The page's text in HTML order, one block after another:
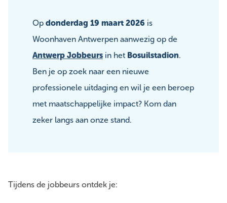
Op donderdag 19 maart 2026 is
Woonhaven Antwerpen aanwezig op de
Antwerp Jobbeurs in het Bosuilstadion.
Ben je op zoek naar een nieuwe
professionele uitdaging en wil je een beroep
met maatschappelijke impact? Kom dan
zeker langs aan onze stand.
Tijdens de jobbeurs ontdek je: